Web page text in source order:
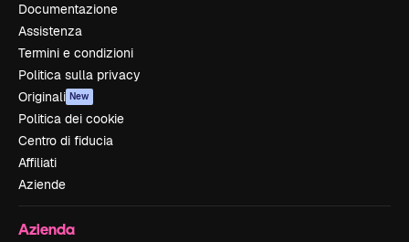
Documentazione
Assistenza
Termini e condizioni
Politica sulla privacy
Originali New
Politica dei cookie
Centro di fiducia
Affiliati
Aziende
Azienda